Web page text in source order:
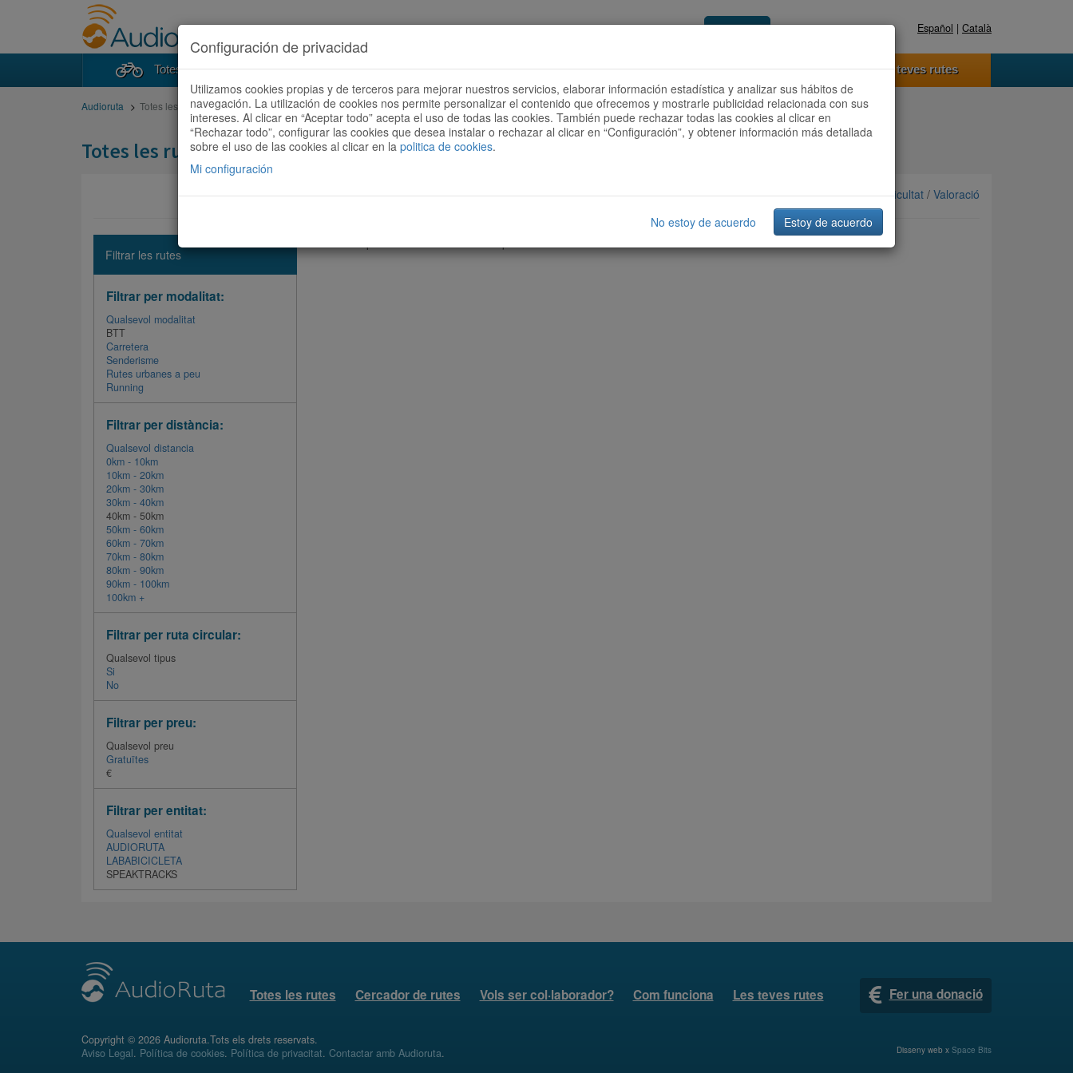
Accedeix Registra't ara Español | Català
Totes les rutes Cercador de rutes Vols ser col·laborador? Com funciona Les teves rutes
Audioruta Totes les rutes
Totes les rutes
Ordenar per: Més recents /Dificultat / Valoració
Filtrar les rutes
Filtrar per modalitat:
Qualsevol modalitat
BTT
Carretera
Senderisme
Rutes urbanes a peu
Running
Filtrar per distància:
Qualsevol distancia
0km - 10km
10km - 20km
20km - 30km
30km - 40km
40km - 50km
50km - 60km
60km - 70km
70km - 80km
80km - 90km
90km - 100km
100km +
Filtrar per ruta circular:
Qualsevol tipus
Si
No
Filtrar per preu:
Qualsevol preu
Gratuïtes
€
Filtrar per entitat:
Qualsevol entitat
AUDIORUTA
LABABICICLETA
SPEAKTRACKS
Totes les rutes Cercador de rutes Vols ser col·laborador? Com funciona Les teves rutes Fer una donació
Copyright © 2026 Audioruta.Tots els drets reservats.
Aviso Legal. Política de cookies. Política de privacitat. Contactar amb Audioruta. Disseny web x Space Bits
Configuración de privacidad
Utilizamos cookies propias y de terceros para mejorar nuestros servicios, elaborar información estadística y analizar sus hábitos de
navegación. La utilización de cookies nos permite personalizar el contenido que ofrecemos y mostrarle publicidad relacionada con sus
intereses. Al clicar en “Aceptar todo” acepta el uso de todas las cookies. También puede rechazar todas las cookies al clicar en
“Rechazar todo”, configurar las cookies que desea instalar o rechazar al clicar en “Configuración”, y obtener información más detallada
sobre el uso de las cookies al clicar en la politica de cookies.
Mi configuración
No estoy de acuerdo Estoy de acuerdo